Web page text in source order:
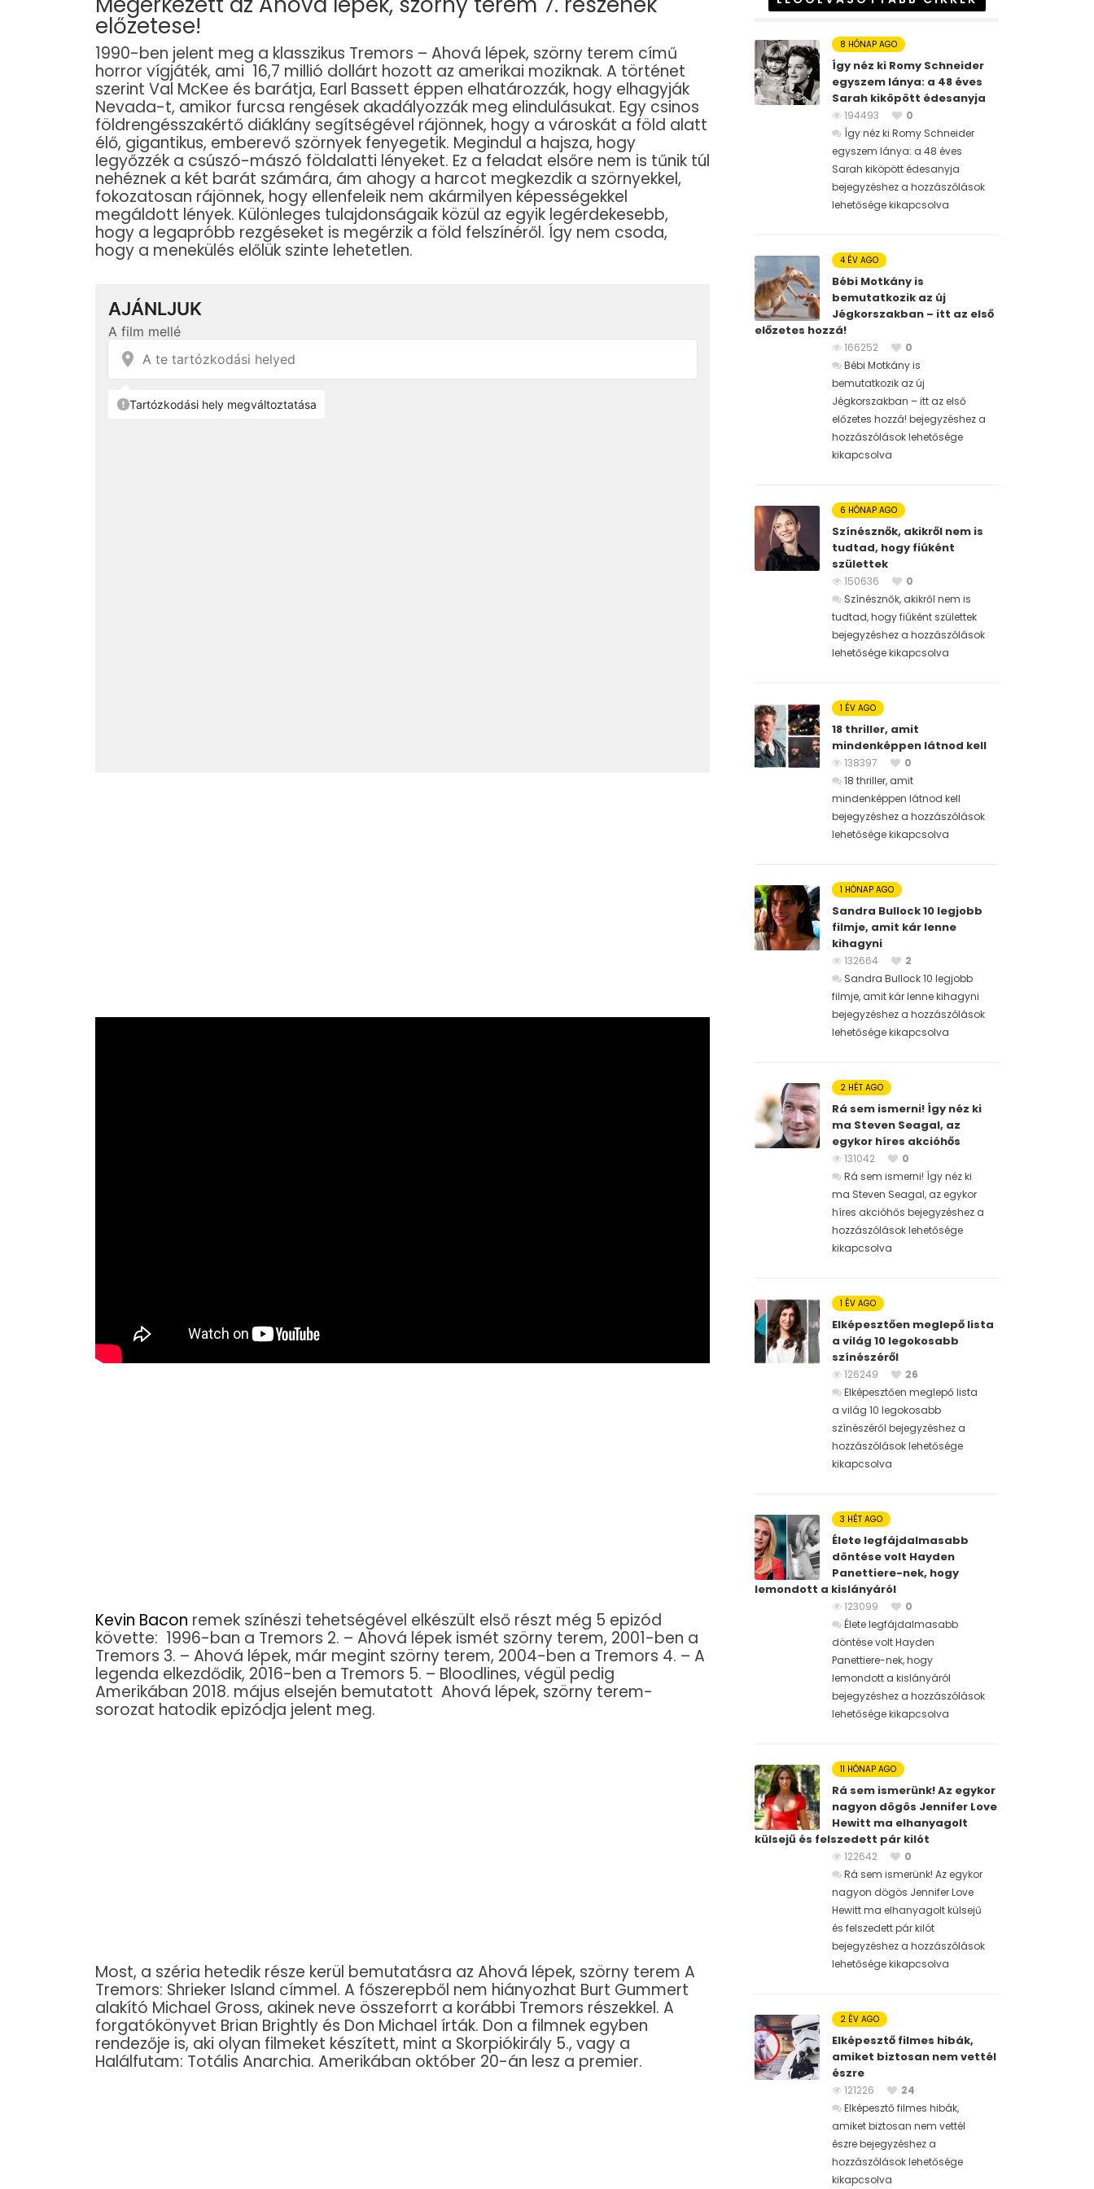
előzetese!
1990-ben jelent meg a klasszikus Tremors – Ahová lépek, szörny terem című
horror vígjáték, ami 16,7 millió dollárt hozott az amerikai moziknak. A történet
szerint Val McKee és barátja, Earl Bassett éppen elhatározzák, hogy elhagyják
Nevada-t, amikor furcsa rengések akadályozzák meg elindulásukat. Egy csinos
földrengésszakértő diáklány segítségével rájönnek, hogy a városkát a föld alatt
élő, gigantikus, emberevő szörnyek fenyegetik. Megindul a hajsza, hogy
legyőzzék a csúszó-mászó földalatti lényeket. Ez a feladat elsőre nem is tűnik túl
nehéznek a két barát számára, ám ahogy a harcot megkezdik a szörnyekkel,
fokozatosan rájönnek, hogy ellenfeleik nem akármilyen képességekkel
megáldott lények. Különleges tulajdonságaik közül az egyik legérdekesebb,
hogy a legapróbb rezgéseket is megérzik a föld felszínéről. Így nem csoda,
hogy a menekülés előlük szinte lehetetlen.
Kevin Bacon remek színészi tehetségével elkészült első részt még 5 epizód
követte: 1996-ban a Tremors 2. – Ahová lépek ismét szörny terem, 2001-ben a
Tremors 3. – Ahová lépek, már megint szörny terem, 2004-ben a Tremors 4. – A
legenda elkezdődik, 2016-ben a Tremors 5. – Bloodlines, végül pedig
Amerikában 2018. május elsején bemutatott Ahová lépek, szörny terem-
sorozat hatodik epizódja jelent meg.
Most, a széria hetedik része kerül bemutatásra az Ahová lépek, szörny terem A
Tremors: Shrieker Island címmel. A főszerepből nem hiányozhat Burt Gummert
alakító Michael Gross, akinek neve összeforrt a korábbi Tremors részekkel. A
forgatókönyvet Brian Brightly és Don Michael írták. Don a filmnek egyben
rendezője is, aki olyan filmeket készített, mint a Skorpiókirály 5., vagy a
Halálfutam: Totális Anarchia. Amerikában október 20-án lesz a premier.
8 HÓNAP AGO
Így néz ki Romy Schneider
egyszem lánya: a 48 éves
Sarah kiköpött édesanyja
194493
0
Így néz ki Romy Schneider
egyszem lánya: a 48 éves
Sarah kiköpött édesanyja
bejegyzéshez a hozzászólások
lehetősége kikapcsolva
4 ÉV AGO
Bébi Motkány is
bemutatkozik az új
Jégkorszakban – itt az első
előzetes hozzá!
166252
0
Bébi Motkány is
bemutatkozik az új
Jégkorszakban – itt az első
előzetes hozzá! bejegyzéshez a
hozzászólások lehetősége
kikapcsolva
6 HÓNAP AGO
Színésznők, akikről nem is
tudtad, hogy fiúként
születtek
150636
0
Színésznők, akikről nem is
tudtad, hogy fiúként születtek
bejegyzéshez a hozzászólások
lehetősége kikapcsolva
1 ÉV AGO
18 thriller, amit
mindenképpen látnod kell
138397
0
18 thriller, amit
mindenképpen látnod kell
bejegyzéshez a hozzászólások
lehetősége kikapcsolva
1 HÓNAP AGO
Sandra Bullock 10 legjobb
filmje, amit kár lenne
kihagyni
132664
2
Sandra Bullock 10 legjobb
filmje, amit kár lenne kihagyni
bejegyzéshez a hozzászólások
lehetősége kikapcsolva
2 HÉT AGO
Rá sem ismerni! Így néz ki
ma Steven Seagal, az
egykor híres akcióhős
131042
0
Rá sem ismerni! Így néz ki
ma Steven Seagal, az egykor
híres akcióhős bejegyzéshez a
hozzászólások lehetősége
kikapcsolva
1 ÉV AGO
Elképesztően meglepő lista
a világ 10 legokosabb
színészéről
126249
26
Elképesztően meglepő lista
a világ 10 legokosabb
színészéről bejegyzéshez a
hozzászólások lehetősége
kikapcsolva
3 HÉT AGO
Élete legfájdalmasabb
döntése volt Hayden
Panettiere-nek, hogy
lemondott a kislányáról
123099
0
Élete legfájdalmasabb
döntése volt Hayden
Panettiere-nek, hogy
lemondott a kislányáról
bejegyzéshez a hozzászólások
lehetősége kikapcsolva
11 HÓNAP AGO
Rá sem ismerünk! Az egykor
nagyon dögös Jennifer Love
Hewitt ma elhanyagolt
külsejű és felszedett pár kilót
122642
0
Rá sem ismerünk! Az egykor
nagyon dögös Jennifer Love
Hewitt ma elhanyagolt külsejű
és felszedett pár kilót
bejegyzéshez a hozzászólások
lehetősége kikapcsolva
2 ÉV AGO
Elképesztő filmes hibák,
amiket biztosan nem vettél
észre
121226
24
Elképesztő filmes hibák,
amiket biztosan nem vettél
észre bejegyzéshez a
hozzászólások lehetősége
kikapcsolva